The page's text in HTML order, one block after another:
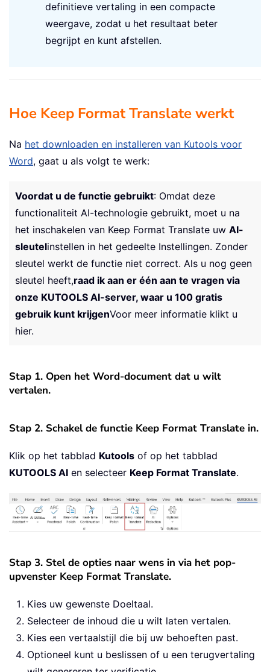
definitieve vertaling in een compacte
weergave, zodat u het resultaat beter
begrijpt en kunt afstellen.
Hoe Keep Format Translate werkt
Na het downloaden en installeren van Kutools voor
Word, gaat u als volgt te werk:
Voordat u de functie gebruikt: Omdat deze
functionaliteit AI-technologie gebruikt, moet u na
het inschakelen van Keep Format Translate uw AI-
sleutelinstellen in het gedeelte Instellingen. Zonder
sleutel werkt de functie niet correct. Als u nog geen
sleutel heeft,raad ik aan er één aan te vragen via
onze KUTOOLS AI-server, waar u 100 gratis
gebruik kunt krijgenVoor meer informatie klikt u
hier.
Stap 1. Open het Word-document dat u wilt
vertalen.
Stap 2. Schakel de functie Keep Format Translate in.
Klik op het tabblad Kutools of op het tabblad
KUTOOLS AI en selecteer Keep Format Translate.
Stap 3. Stel de opties naar wens in via het pop-
upvenster Keep Format Translate.
Kies uw gewenste Doeltaal.
Selecteer de inhoud die u wilt laten vertalen.
Kies een vertaalstijl die bij uw behoeften past.
Optioneel kunt u beslissen of u een terugvertaling